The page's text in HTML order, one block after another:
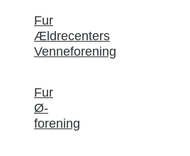
Fur
Ældrecenters
Venneforening
Fur
Ø-
forening